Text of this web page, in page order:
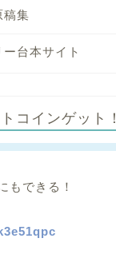
稿集
台本サイト
コインゲット！
もできる！